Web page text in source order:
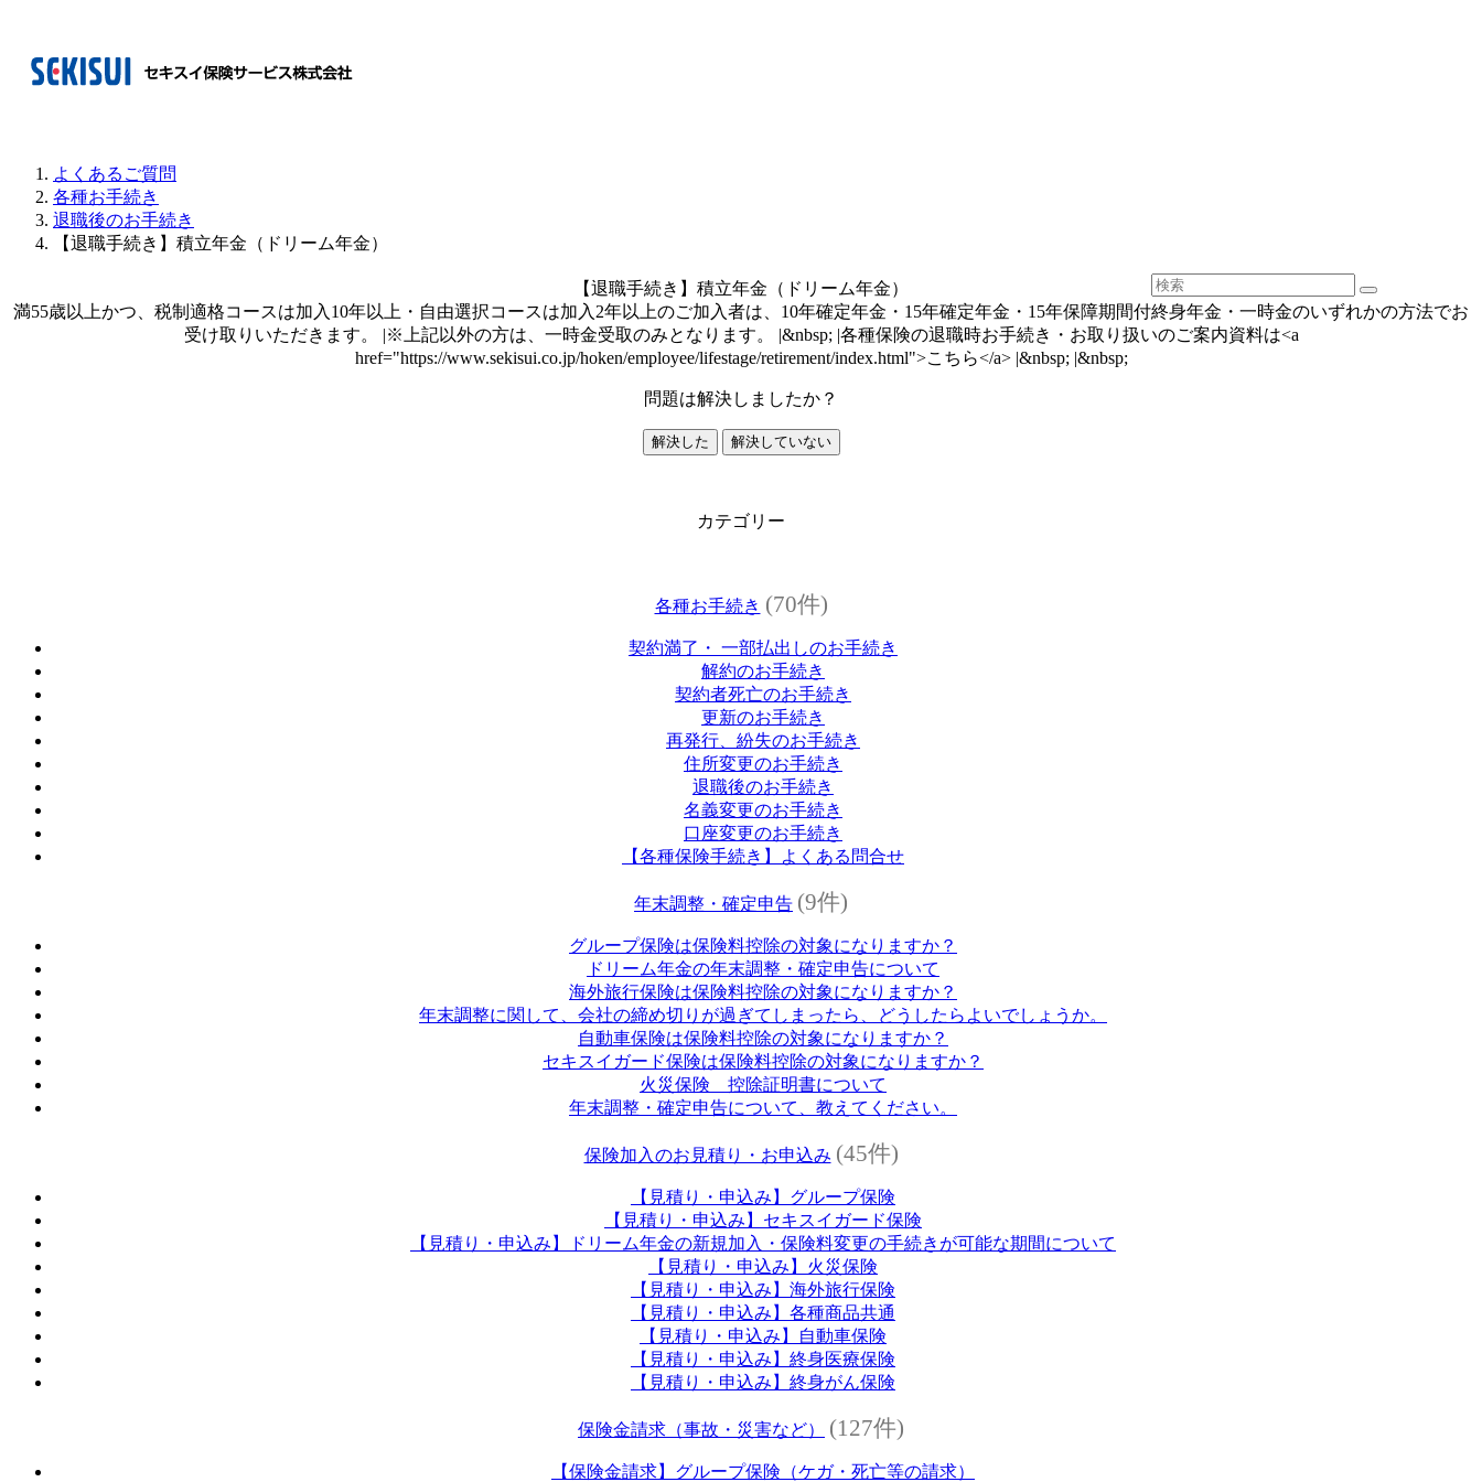
よくあるご質問
各種お手続き
退職後のお手続き
【退職手続き】積立年金（ドリーム年金）
【退職手続き】積立年金（ドリーム年金）
満55歳以上かつ、税制適格コースは加入10年以上・自由選択コースは加入2年以上のご加入者は、10年確定年金・15年確定年金・15年保障期間付終身年金・一時金のいずれかの方法でお
受け取りいただきます。 |※上記以外の方は、一時金受取のみとなります。 |&nbsp; |各種保険の退職時お手続き・お取り扱いのご案内資料は<a
href="https://www.sekisui.co.jp/hoken/employee/lifestage/retirement/index.html">こちら</a> |&nbsp; |&nbsp;
問題は解決しましたか？
解決した 解決していない
カテゴリー
各種お手続き (70件)
契約満了・ 一部払出しのお手続き
解約のお手続き
契約者死亡のお手続き
更新のお手続き
再発行、紛失のお手続き
住所変更のお手続き
退職後のお手続き
名義変更のお手続き
口座変更のお手続き
【各種保険手続き】よくある問合せ
年末調整・確定申告 (9件)
グループ保険は保険料控除の対象になりますか？
ドリーム年金の年末調整・確定申告について
海外旅行保険は保険料控除の対象になりますか？
年末調整に関して、会社の締め切りが過ぎてしまったら、どうしたらよいでしょうか。
自動車保険は保険料控除の対象になりますか？
セキスイガード保険は保険料控除の対象になりますか？
火災保険 控除証明書について
年末調整・確定申告について、教えてください。
保険加入のお見積り・お申込み (45件)
【見積り・申込み】グループ保険
【見積り・申込み】セキスイガード保険
【見積り・申込み】ドリーム年金の新規加入・保険料変更の手続きが可能な期間について
【見積り・申込み】火災保険
【見積り・申込み】海外旅行保険
【見積り・申込み】各種商品共通
【見積り・申込み】自動車保険
【見積り・申込み】終身医療保険
【見積り・申込み】終身がん保険
保険金請求（事故・災害など） (127件)
【保険金請求】グループ保険（ケガ・死亡等の請求）